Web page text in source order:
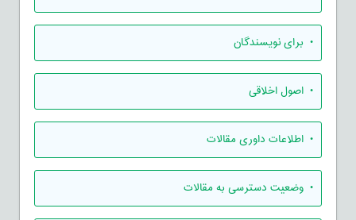
• برای نویسندگان
• اصول اخلاقی
• اطلاعات داوری مقالات
• وضعیت دسترسی به مقالات